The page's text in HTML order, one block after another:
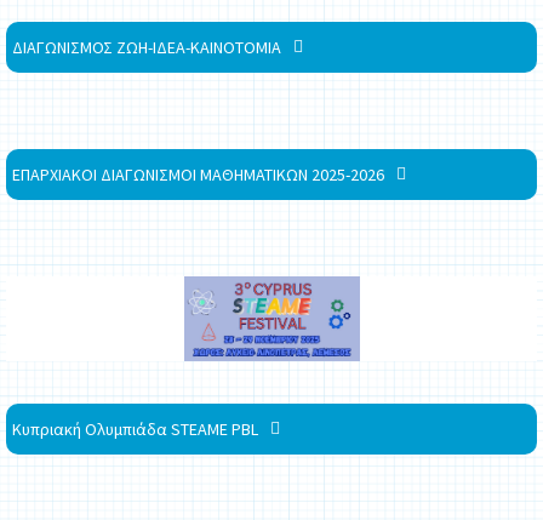
ΔΙΑΓΩΝΙΣΜΟΣ ΖΩΗ-ΙΔΕΑ-ΚΑΙΝΟΤΟΜΙΑ
ΕΠΑΡΧΙΑΚΟΙ ΔΙΑΓΩΝΙΣΜΟΙ ΜΑΘΗΜΑΤΙΚΩΝ 2025-2026
Κυπριακή Ολυμπιάδα STEAME PBL